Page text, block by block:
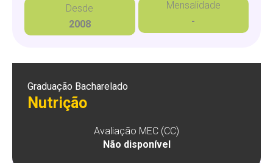
Desde
2008
Mensalidade
-
Graduação Bacharelado
Nutrição
Avaliação MEC (CC)
Não disponível